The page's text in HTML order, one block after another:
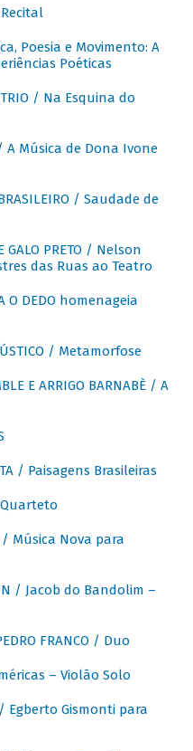
Recital
Poesia e Movimento: A
Poéticas
TRIO / Na Esquina do
/ A Música de Dona Ivone
/ Saudade de
GALO PRETO / Nelson
das Ruas ao Teatro
O DEDO homenageia
/ Metamorfose
E ARRIGO BARNABÈ / A
/ Paisagens Brasileiras
/ Música Nova para
/ Jacob do Bandolim –
FRANCO / Duo
– Violão Solo
/ Egberto Gismonti para